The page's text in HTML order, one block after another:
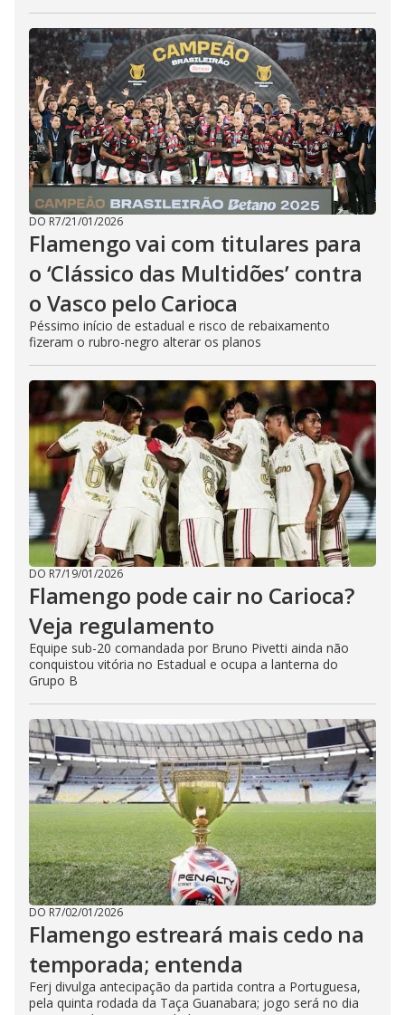
DO R7/21/01/2026
Flamengo vai com titulares para
o ‘Clássico das Multidões’ contra
o Vasco pelo Carioca
Péssimo início de estadual e risco de rebaixamento
fizeram o rubro-negro alterar os planos
DO R7/19/01/2026
Flamengo pode cair no Carioca?
Veja regulamento
Equipe sub-20 comandada por Bruno Pivetti ainda não
conquistou vitória no Estadual e ocupa a lanterna do
Grupo B
DO R7/02/01/2026
Flamengo estreará mais cedo na
temporada; entenda
Ferj divulga antecipação da partida contra a Portuguesa,
pela quinta rodada da Taça Guanabara; jogo será no dia